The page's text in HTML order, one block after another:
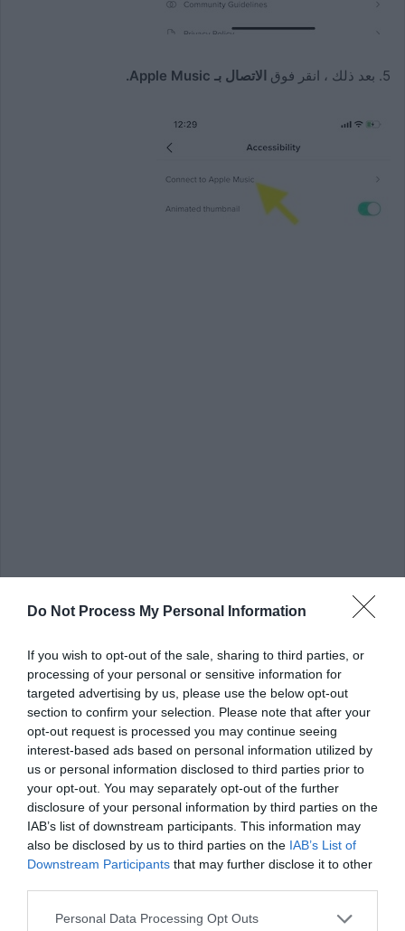
Do Not Process My Personal Information
If you wish to opt-out of the sale, sharing to third parties, or
processing of your personal or sensitive information for
targeted advertising by us, please use the below opt-out
section to confirm your selection. Please note that after your
opt-out request is processed you may continue seeing
interest-based ads based on personal information utilized by
us or personal information disclosed to third parties prior to
your opt-out. You may separately opt-out of the further
disclosure of your personal information by third parties on the
IAB’s list of downstream participants. This information may
also be disclosed by us to third parties on the IAB’s List of
Downstream Participants that may further disclose it to other
Personal Data Processing Opt Outs
5. بعد ذلك ، انقر فوق الاتصال بـ Apple Music.
6. الآن ، ستظهر نافذة منبثقة على الشاشة تقول “تود TikTok
الوصول إلى Apple Music والموسيقى ونشاط الفيديو ومكتبة
الوسائط الخاصة بك. لتحديد صوت من مكتبتك ، اسمح لنا بالوصول
موافقللتأكيد.